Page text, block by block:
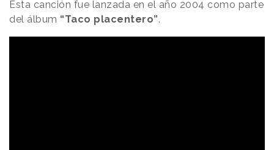
Esta canción fue lanzada en el año 2004 como parte
del álbum “Taco placentero”.